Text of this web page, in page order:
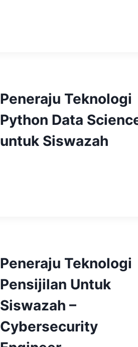
Peneraju Teknologi
Python Data
untuk Siswazah
Peneraju Teknologi
Pensijilan Untuk
Siswazah –
Cybersecurity